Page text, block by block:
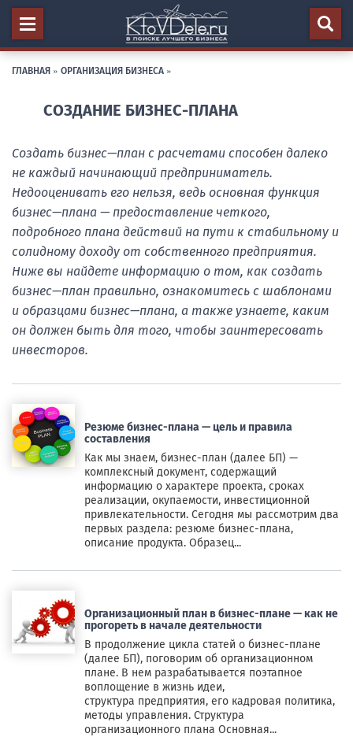
ГЛАВНАЯ » ОРГАНИЗАЦИЯ БИЗНЕСА »
СОЗДАНИЕ БИЗНЕС-ПЛАНА
Создать бизнес—план с расчетами способен далеко
не каждый начинающий предприниматель.
Недооценивать его нельзя, ведь основная функция
бизнес—плана — предоставление четкого,
подробного плана действий на пути к стабильному и
солидному доходу от собственного предприятия.
Ниже вы найдете информацию о том, как создать
бизнес—план правильно, ознакомитесь с шаблонами
и образцами бизнес—плана, а также узнаете, каким
он должен быть для того, чтобы заинтересовать
инвесторов.
Резюме бизнес-плана — цель и правила
составления
Как мы знаем, бизнес-план (далее БП) —
комплексный документ, содержащий
информацию о характере проекта, сроках
реализации, окупаемости, инвестиционной
привлекательности. Сегодня мы рассмотрим два
первых раздела: резюме бизнес-плана,
описание продукта. Образец...
Организационный план в бизнес-плане — как не
прогореть в начале деятельности
В продолжение цикла статей о бизнес-плане
(далее БП), поговорим об организационном
плане. В нем разрабатывается поэтапное
воплощение в жизнь идеи,
структура предприятия, его кадровая политика,
методы управления. Структура
организационного плана Основная...